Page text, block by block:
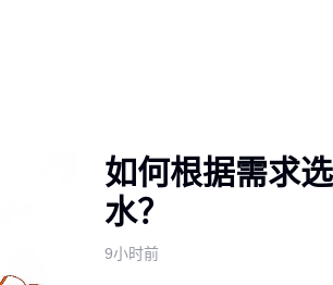
如何根据需求
水？
9小时前